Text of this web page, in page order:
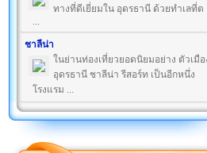
ทางที่ดีเยี่ยมใน อุดรธานี ด้วยทำเลที่ต
...
ชาลีน่า
ในย่านท่องเที่ยวยอดนิยมอย่าง ตัวเมือ
อุดรธานี ชาลีน่า รีสอร์ท เป็นอีกหนึ่ง
โรงแรม ...